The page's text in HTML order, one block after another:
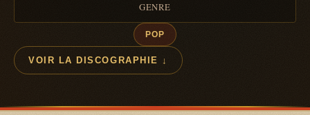
GENRE
POP
VOIR LA DISCOGRAPHIE ↓